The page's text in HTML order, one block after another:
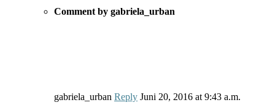
Comment by gabriela_urban
gabriela_urban Reply Juni 20, 2016 at 9:43 a.m.